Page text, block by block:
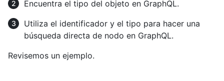
Encuentra el tipo del objeto en GraphQL.
Utiliza el identificador y el tipo para hacer una
búsqueda directa de nodo en GraphQL.
Revisemos un ejemplo.